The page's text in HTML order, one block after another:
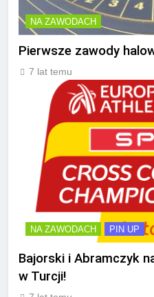
NA ZAWODACH
Pierwsze zawody
7 lat temu
NA ZAWODACH PIN UP
Bajorski i Abramczyk
w Turcji!